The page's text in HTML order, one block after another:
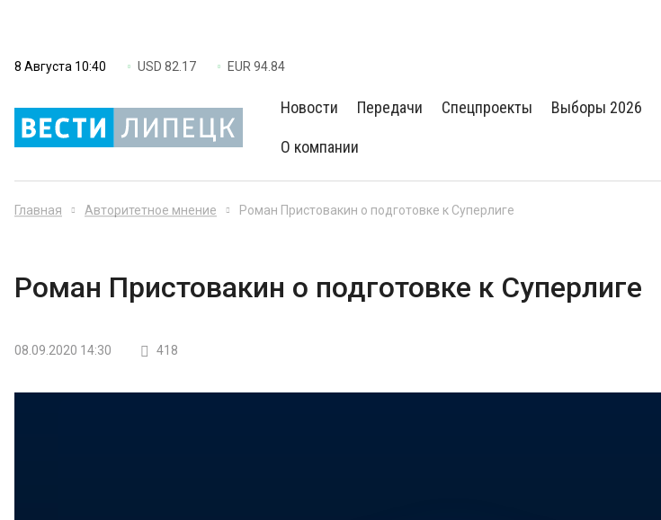
8 Августа 10:40 USD 82.17 EUR 94.84
Новости Передачи Спецпроекты Выборы 2026
О компании
Главная Авторитетное мнение Роман Пристовакин о подготовке к Суперлиге
Роман Пристовакин о подготовке к Суперлиге
08.09.2020 14:30 418